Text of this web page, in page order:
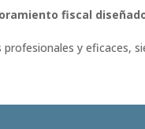
fiscal
y eficaces,